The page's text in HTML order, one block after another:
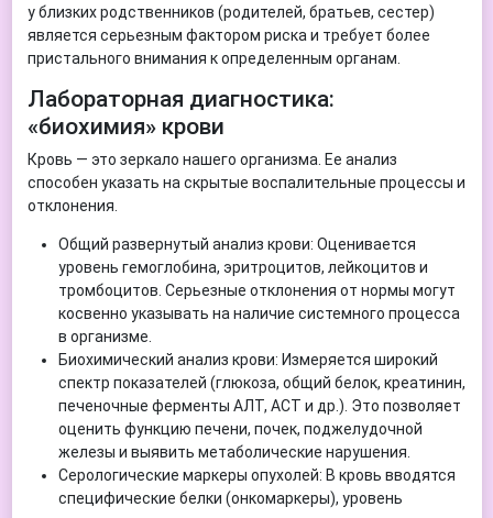
у близких родственников (родителей, братьев, сестер)
является серьезным фактором риска и требует более
пристального внимания к определенным органам.
Лабораторная диагностика:
«биохимия» крови
Кровь — это зеркало нашего организма. Ее анализ
способен указать на скрытые воспалительные процессы и
отклонения.
Общий развернутый анализ крови: Оценивается
уровень гемоглобина, эритроцитов, лейкоцитов и
тромбоцитов. Серьезные отклонения от нормы могут
косвенно указывать на наличие системного процесса
в организме.
Биохимический анализ крови: Измеряется широкий
спектр показателей (глюкоза, общий белок, креатинин,
печеночные ферменты АЛТ, АСТ и др.). Это позволяет
оценить функцию печени, почек, поджелудочной
железы и выявить метаболические нарушения.
Серологические маркеры опухолей: В кровь вводятся
специфические белки (онкомаркеры), уровень